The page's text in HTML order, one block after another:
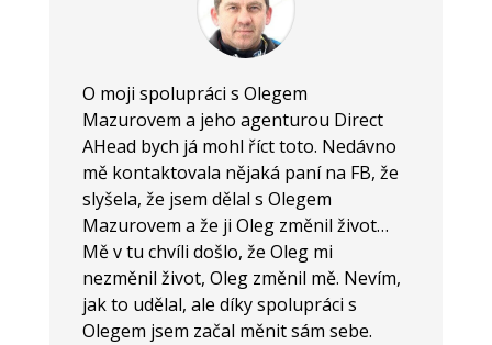
O moji spolupráci s Olegem
Mazurovem a jeho agenturou Direct
AHead bych já mohl říct toto. Nedávno
mě kontaktovala nějaká paní na FB, že
slyšela, že jsem dělal s Olegem
Mazurovem a že ji Oleg změnil život…
Mě v tu chvíli došlo, že Oleg mi
nezměnil život, Oleg změnil mě. Nevím,
jak to udělal, ale díky spolupráci s
Olegem jsem začal měnit sám sebe.